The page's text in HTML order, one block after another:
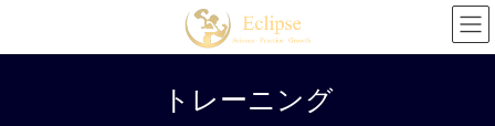
テ
ゲ
トレーニング